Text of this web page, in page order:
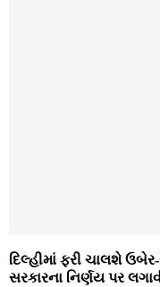
દિલ્હીમાં ફરી ચાલશે ઉબેર-
સરકારના નિર્ણય પર